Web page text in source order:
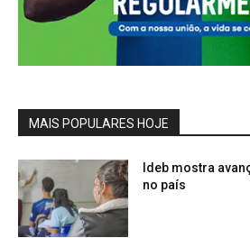
MAIS POPULARES HOJE
Ideb mostra
no país